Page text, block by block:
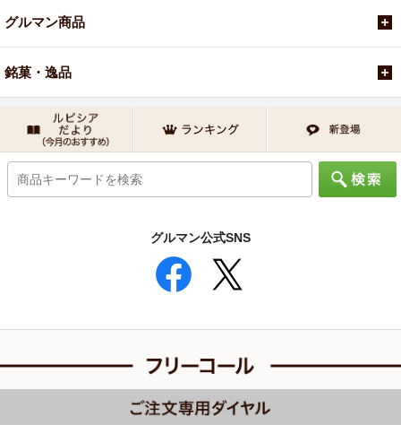
グルマン商品
銘菓・逸品
グルマン公式SNS